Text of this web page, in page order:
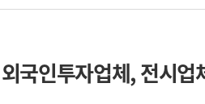
국인투자업체, 전시업